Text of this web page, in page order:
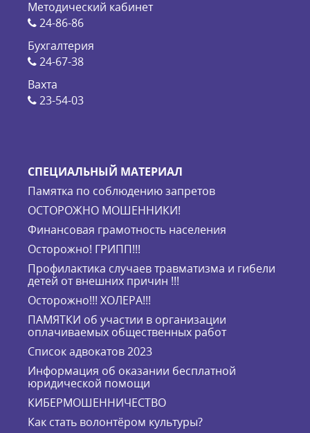
Методический кабинет
24-86-86
Бухгалтерия
24-67-38
Вахта
23-54-03
СПЕЦИАЛЬНЫЙ МАТЕРИАЛ
Памятка по соблюдению запретов
ОСТОРОЖНО МОШЕННИКИ!
Финансовая грамотность населения
Осторожно! ГРИПП!!!
Профилактика случаев травматизма и гибели
детей от внешних причин !!!
Осторожно!!! ХОЛЕРА!!!
ПАМЯТКИ об участии в организации
оплачиваемых общественных работ
Список адвокатов 2023
Информация об оказании бесплатной
юридической помощи
КИБЕРМОШЕННИЧЕСТВО
Как стать волонтёром культуры?